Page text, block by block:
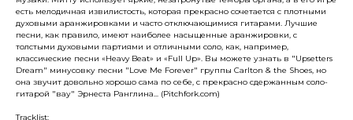
есть мелодичная извилистость, которая прекрасно сочетается с плотными
духовыми аранжировками и часто отключающимися гитарами. Лучшие
песни, как правило, имеют наиболее насыщенные аранжировки, с
толстыми духовыми партиями и отличными соло, как, например,
классические песни «Heavy Beat» и «Full Up». Вы можете узнать в "Upsetters
Dream" минусовку песни "Love Me Forever" группы Carlton & the Shoes, но
она звучит довольно хорошо сама по себе, с прекрасно сдержанным соло-
гитарой "вау" Эрнеста Ранглина... (Pitchfork.com)
Tracklist: